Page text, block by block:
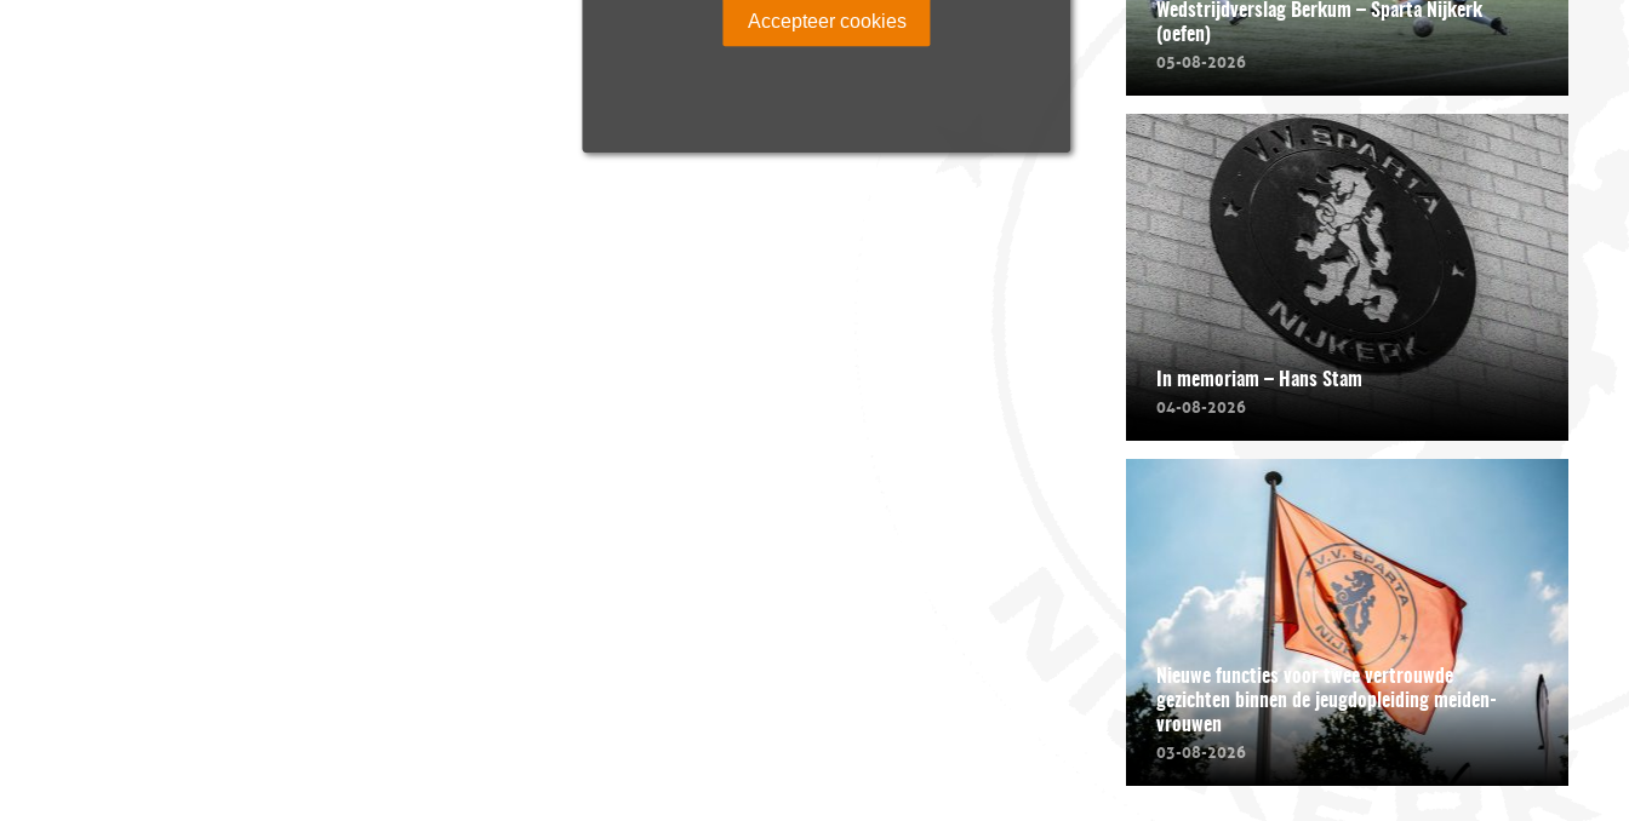
Wedstrijdverslag Berkum – Sparta Nijkerk
(oefen)
05-08-2026
In memoriam – Hans Stam
04-08-2026
Nieuwe functies voor twee vertrouwde
gezichten binnen de jeugdopleiding meiden-
vrouwen
03-08-2026
Accepteer cookies